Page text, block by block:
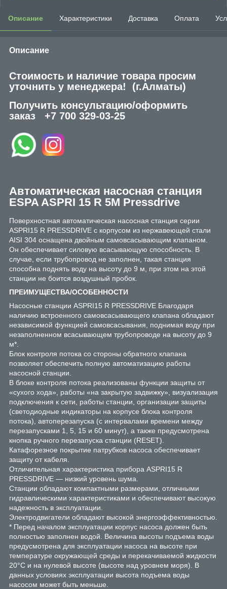
Описание Характеристики Доставка Оплата
Описание
Стоимость и наличие товара просим
уточнить у менеджера! (г.Алматы)
Получить консультацию/оформить
заказ +7 700 329-03-25
Автоматическая насосная станция
ESPA ASPRI 15 R 5M Pressdrive
Поверхностная автоматическая насосная станция серии
ASPRI15 R PRESSDRIVE с корпусом из нержавеющей стали
AISI 304 оснащена двойным самовсасывающим клапаном.
Он обеспечивает силовую всасывающую способность. В
случае, если трубопровод не заполнен, такая станция
способна поднять воду на высоту до 9 м, при этом на этой
станции не боится воздушный пробок.
ПРЕИМУЩЕСТВА/ОСОБЕННОСТИ
Насосные станции ASPRI15 R PRESSDRIVE Благодаря
наличию встроенного самовсасывающего клапана обладают
независимой функцией самовсасывания, поднимая воду при
незаполненном всасывающем трубопроводе на высоту до 9
м*.
Блок контроля потока со стороны обратного клапана
позволяет обеспечить полную автоматизацию работы
насосной станции.
В блоке контроля потока реализованы функции защиты от
«сухого хода», работы «на закрытую задвижку», визуализация
подключения к сети, работы станции, организации защиты
(светодиодные индикаторы на корпусе блока контроля
потока), автоперезапуска (с интервалами времени между
перезапусками 1, 5, 15 и 60 минут), а также предусмотрена
кнопка ручного перезапуска станции (RESET).
Катафорезное покрытие патрубков насоса обеспечивает
защиту от кабеля.
Отличительная характеристика прибора ASPRI15 R
PRESSDRIVE — низкий уровень шума.
Станции обладают компактными размерами, отличными
гидравлическими характеристиками и обеспечивают высокую
надежность в эксплуатации.
Электродвигатели обладают высокой энергоэффективностью.
* Перед началом эксплуатации корпус насоса должен быть
полностью заполнен водой. Величина высоты подъема воды
предусмотрена для эксплуатации насоса на высоте при
температуре окружающей среды и перекачиваемой жидкости
20°С и на нулевой высоте (высоте над уровнем моря). В
данных условиях эксплуатации высота подъема воды
насосом может быть меньше.